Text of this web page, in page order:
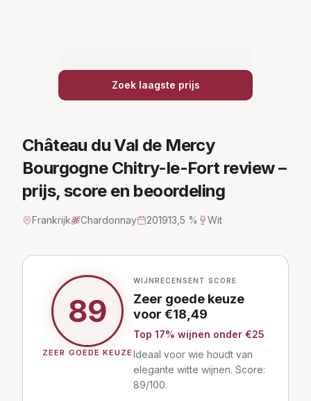
Zoek laagste prijs
Château du Val de Mercy
Bourgogne Chitry-le-Fortreview –
prijs, score en beoordeling
Frankrijk Chardonnay 201913,5 % Wit
89
ZEER GOEDE KEUZE
WIJNRECENSENT SCORE
Zeer goede keuze
voor €18,49
Top 17% wijnen onder €25
Ideaal voor wie houdt van
elegante witte wijnen. Score:
89/100.